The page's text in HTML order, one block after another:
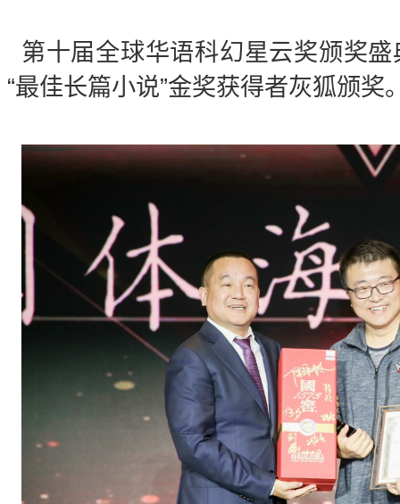
第十届全球华语科幻星云奖颁奖
“最佳长篇小说”金奖获得者灰狐颁奖